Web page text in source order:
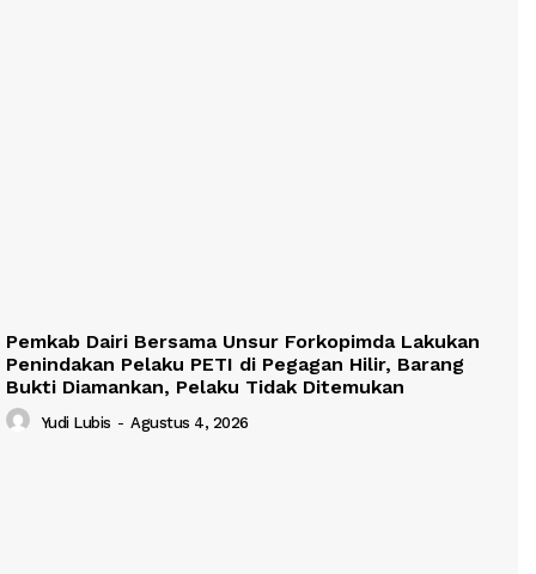
Pemkab Dairi Bersama Unsur Forkopimda Lakukan
Penindakan Pelaku PETI di Pegagan Hilir, Barang
Bukti Diamankan, Pelaku Tidak Ditemukan
Yudi Lubis - Agustus 4, 2026